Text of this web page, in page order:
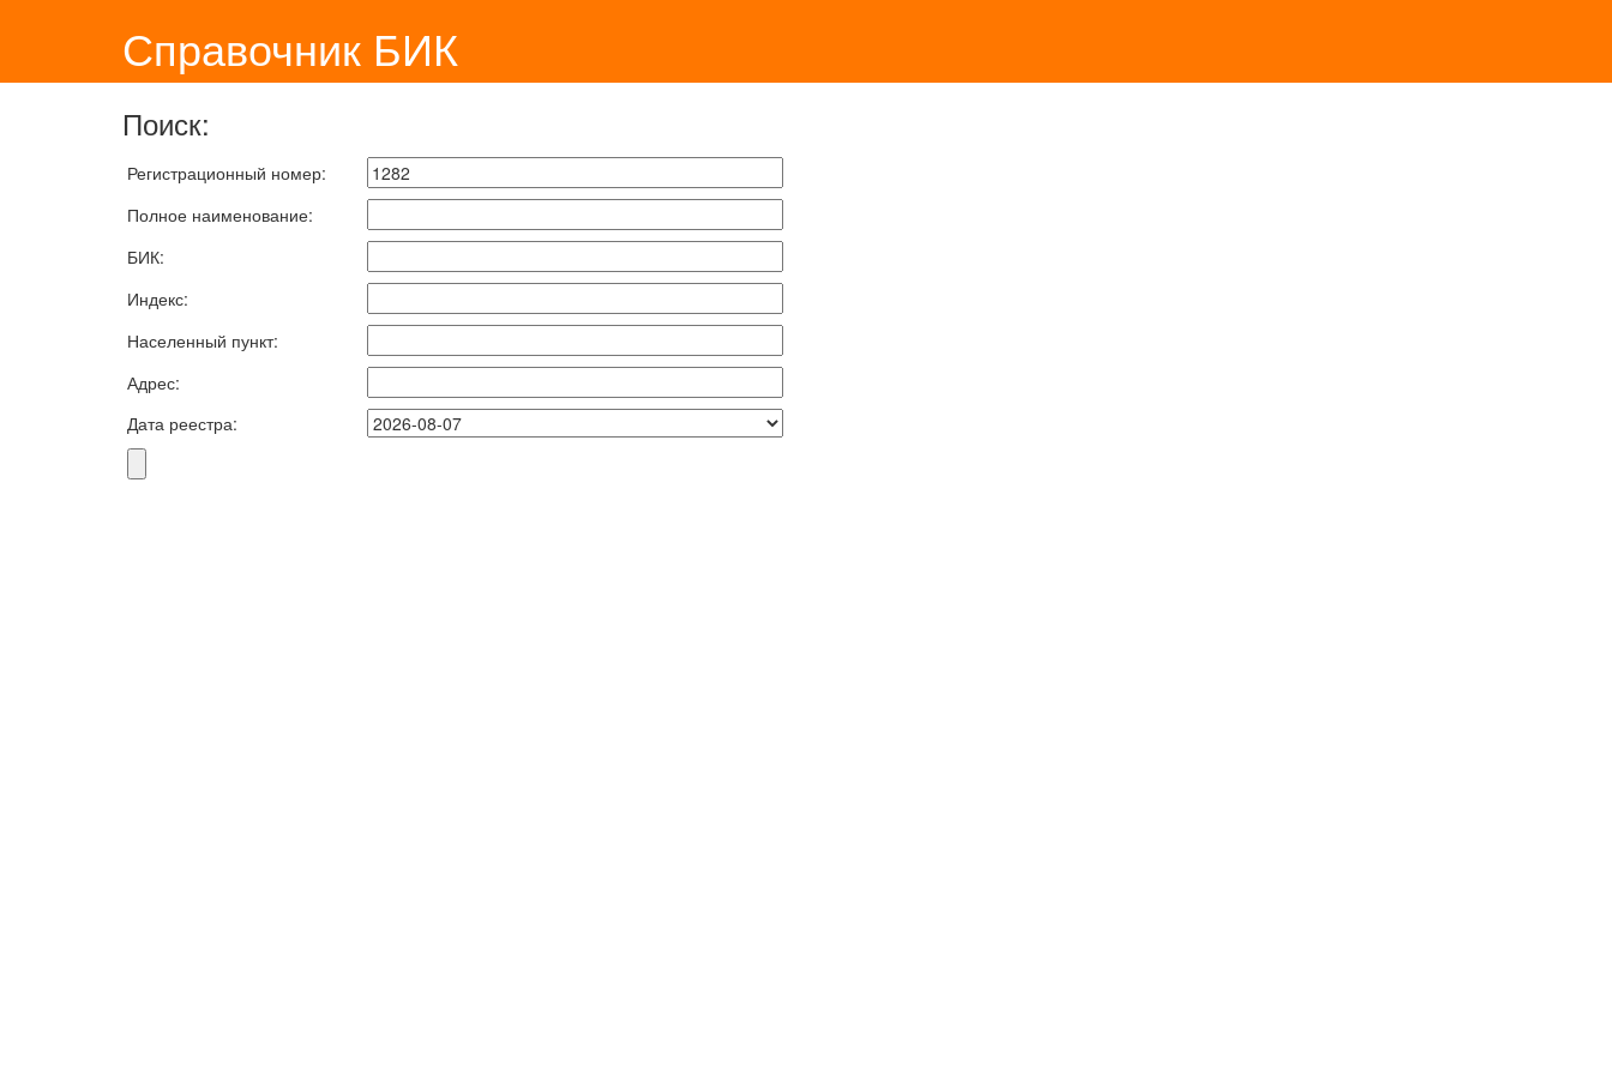
Справочник БИК
Поиск:
Регистрационный номер:
Полное наименование:
БИК:
Индекс:
Населенный пункт:
Адрес:
Дата реестра: